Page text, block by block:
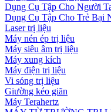
Dụng Cụ Tập Cho Người
Dụng Cụ Tập Cho Trẻ Bại
Laser trị liệu
Máy nén ép trị liệu
Máy siêu âm trị liệu
Máy xung kích
Máy điện trị liệu
Vi sóng trị liệu
Giường kéo giãn
Máy Terahertz